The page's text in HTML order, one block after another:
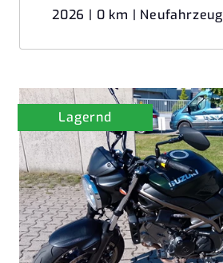
2026 | 0 km | Neufahrzeug
Lagernd